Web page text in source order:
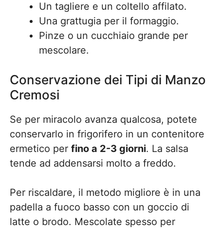
Un tagliere e un coltello affilato.
Una grattugia per il formaggio.
Pinze o un cucchiaio grande per
mescolare.
Conservazione dei Tipi di Manzo
Cremosi
Se per miracolo avanza qualcosa, potete
conservarlo in frigorifero in un contenitore
ermetico per fino a 2-3 giorni. La salsa
tende ad addensarsi molto a freddo.
Per riscaldare, il metodo migliore è in una
padella a fuoco basso con un goccio di
latte o brodo. Mescolate spesso per